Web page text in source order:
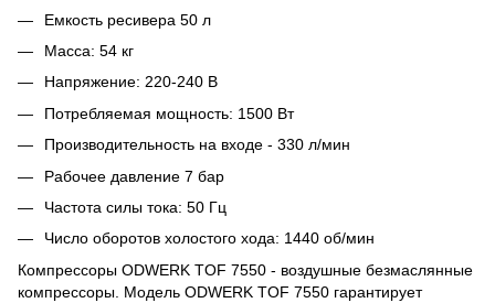
Емкость ресивера 50 л
Масса: 54 кг
Напряжение: 220-240 В
Потребляемая мощность: 1500 Вт
Производительность на входе - 330 л/мин
Рабочее давление 7 бар
Частота силы тока: 50 Гц
Число оборотов холостого хода: 1440 об/мин
Компрессоры ODWERK TOF 7550 - воздушные безмаслянные
компрессоры. Модель ODWERK TOF 7550 гарантирует